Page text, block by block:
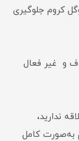
کروم جلوگیری
و غیر فعال
ندارید،
به‌صورت کامل